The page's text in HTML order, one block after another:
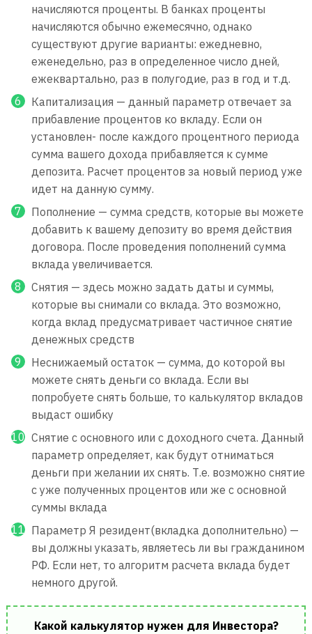
начисляются проценты. В банках проценты
начисляются обычно ежемесячно, однако
существуют другие варианты: ежедневно,
еженедельно, раз в определенное число дней,
ежеквартально, раз в полугодие, раз в год и т.д.
Капитализация — данный параметр отвечает за
прибавление процентов ко вкладу. Если он
установлен- после каждого процентного периода
сумма вашего дохода прибавляется к сумме
депозита. Расчет процентов за новый период уже
идет на данную сумму.
Пополнение — сумма средств, которые вы можете
добавить к вашему депозиту во время действия
договора. После проведения пополнений сумма
вклада увеличивается.
Снятия — здесь можно задать даты и суммы,
которые вы снимали со вклада. Это возможно,
когда вклад предусматривает частичное снятие
денежных средств
Неснижаемый остаток — сумма, до которой вы
можете снять деньги со вклада. Если вы
попробуете снять больше, то калькулятор вкладов
выдаст ошибку
Снятие с основного или с доходного счета. Данный
параметр определяет, как будут отниматься
деньги при желании их снять. Т.е. возможно снятие
с уже полученных процентов или же с основной
суммы вклада
Параметр Я резидент(вкладка дополнительно) —
вы должны указать, являетесь ли вы гражданином
РФ. Если нет, то алгоритм расчета вклада будет
немного другой.
Какой калькулятор нужен для Инвестора?